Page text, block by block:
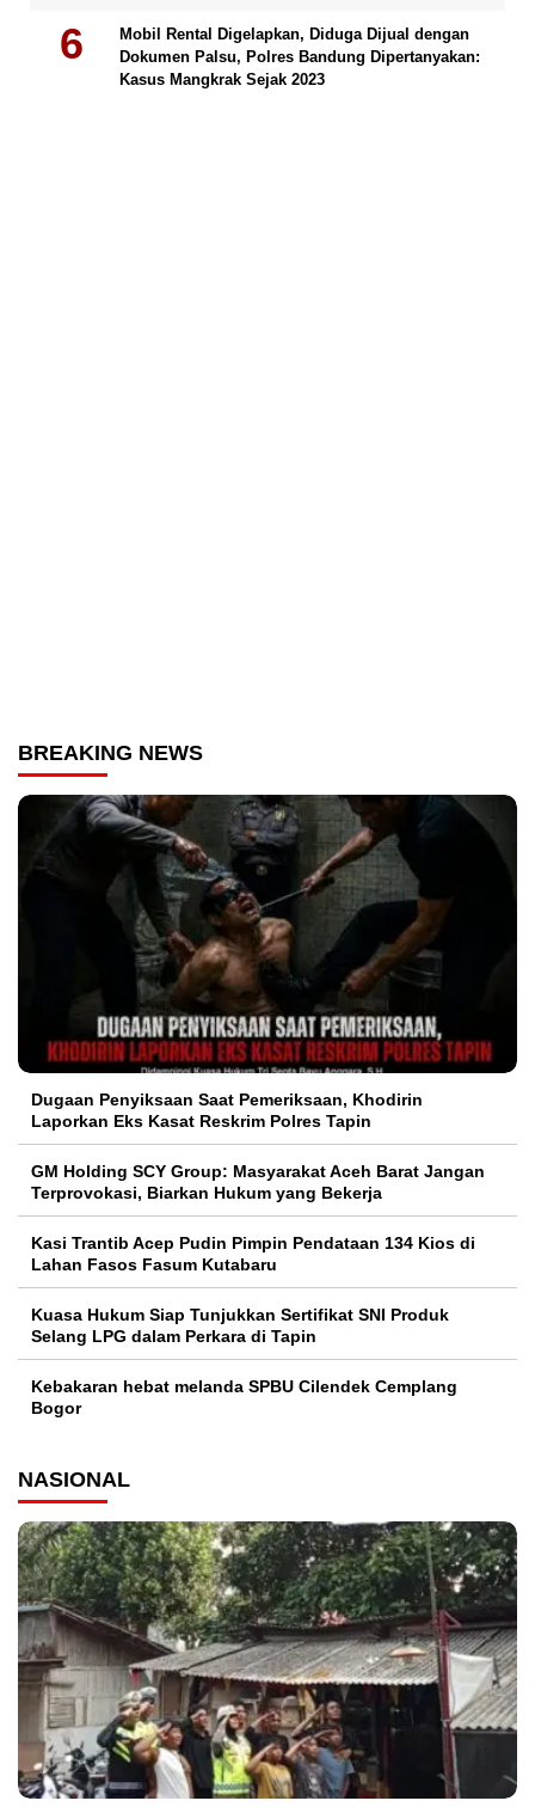
Mobil Rental Digelapkan, Diduga Dijual dengan
Dokumen Palsu, Polres Bandung Dipertanyakan:
Kasus Mangkrak Sejak 2023
BREAKING NEWS
Dugaan Penyiksaan Saat Pemeriksaan, Khodirin
Laporkan Eks Kasat Reskrim Polres Tapin
GM Holding SCY Group: Masyarakat Aceh Barat Jangan
Terprovokasi, Biarkan Hukum yang Bekerja
Kasi Trantib Acep Pudin Pimpin Pendataan 134 Kios di
Lahan Fasos Fasum Kutabaru
Kuasa Hukum Siap Tunjukkan Sertifikat SNI Produk
Selang LPG dalam Perkara di Tapin
Kebakaran hebat melanda SPBU Cilendek Cemplang
Bogor
NASIONAL